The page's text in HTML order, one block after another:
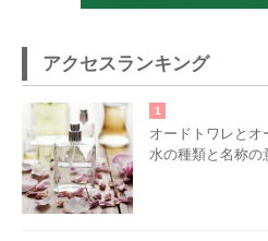
アクセスランキング
1
オードトワレと
水の種類と名称の